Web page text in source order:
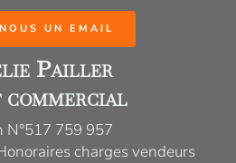
UN EMAIL
Pailler
N°517 759 957
charges vendeurs